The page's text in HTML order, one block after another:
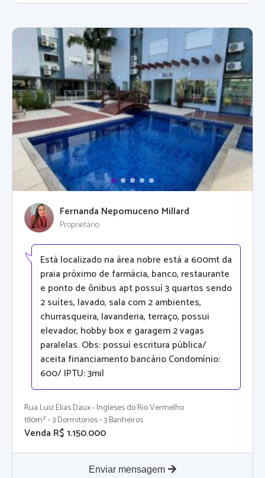
Fernanda Nepomuceno Millard
Proprietário
Está localizado na área nobre está a 600mt da
praia próximo de farmácia, banco, restaurante
e ponto de ônibus apt possuí 3 quartos sendo
2 suítes, lavado, sala com 2 ambientes,
churrasqueira, lavanderia, terraço, possui
elevador, hobby box e garagem 2 vagas
paralelas. Obs: possuí escritura pública/
aceita financiamento bancário Condomínio:
600/ IPTU: 3mil
Rua Luiz Elias Daux - Ingleses do Rio Vermelho
180m² • 3 Dormitórios • 3 Banheiros
Venda R$ 1.150.000
Enviar mensagem